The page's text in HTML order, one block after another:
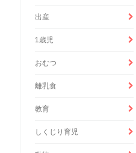
出産
1歳児
おむつ
離乳食
教育
しくじり育児